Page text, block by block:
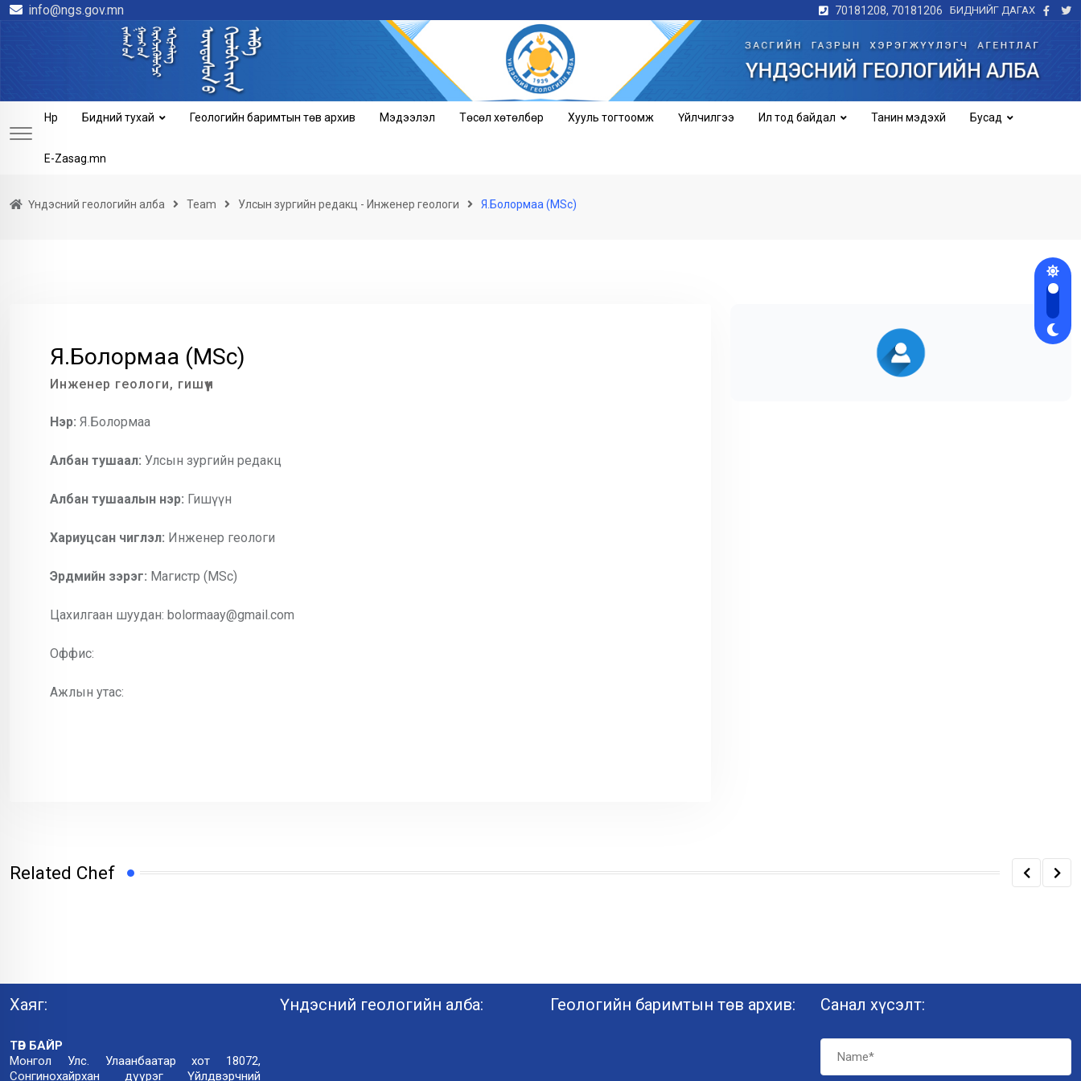
Skip info@ngs.gov.mn 70181208, 70181206 БИДНИЙГ ДАГАХ
Нүүр Бидний тухай Геологийн баримтын төв архив Мэдээлэл Төсөл хөтөлбөр Хууль тогтоомж Үйлчилгээ Ил тод байдал Танин мэдэхүй Бусад
E-Zasag.mn
Үндэсний геологийн алба Team Улсын зургийн редакц - Инженер геологи Я.Болормаа (MSc)
Я.Болормаа (MSc)
Инженер геологи, гишүүн
Нэр: Я.Болормаа
Албан тушаал: Улсын зургийн редакц
Албан тушаалын нэр: Гишүүн
Хариуцсан чиглэл: Инженер геологи
Эрдмийн зэрэг: Магистр (MSc)
Цахилгаан шуудан: bolormaay@gmail.com
Оффис:
Ажлын утас:
Related Chef
Хаяг:
ТӨВ БАЙР
Монгол Улс. Улаанбаатар хот 18072,
Сонгинохайрхан дүүрэг Үйлдвэрчний
Үндэсний геологийн алба: Геологийн баримтын төв архив: Санал хүсэлт: